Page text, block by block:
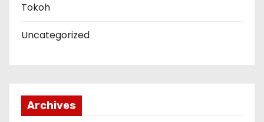
Tokoh
Uncategorized
Archives